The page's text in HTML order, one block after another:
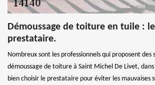
Démoussage de toiture en tuile :
prestataire.
Nombreux sont les professionnels qui proposent des
démoussage de toiture à Saint Michel De Livet,
bien choisir le prestataire pour éviter les mauvaises